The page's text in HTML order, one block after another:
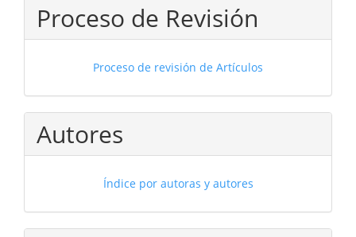
Proceso de Revisión
Proceso de revisión de Artículos
Autores
Índice por autoras y autores